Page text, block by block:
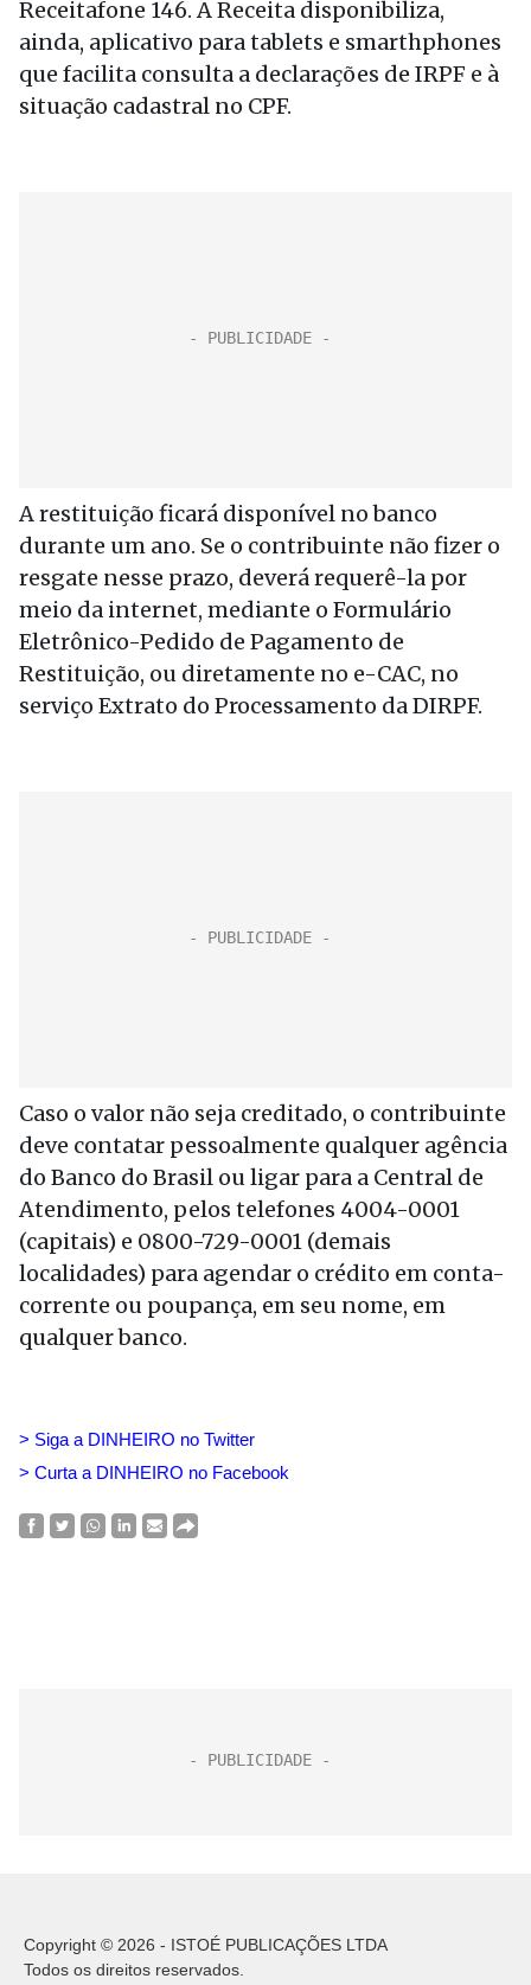
Receitafone 146. A Receita disponibiliza,
ainda, aplicativo para tablets e smarthphones
que facilita consulta a declarações de IRPF e à
situação cadastral no CPF.
A restituição ficará disponível no banco
durante um ano. Se o contribuinte não fizer o
resgate nesse prazo, deverá requerê-la por
meio da internet, mediante o Formulário
Eletrônico-Pedido de Pagamento de
Restituição, ou diretamente no e-CAC, no
serviço Extrato do Processamento da DIRPF.
Caso o valor não seja creditado, o contribuinte
deve contatar pessoalmente qualquer agência
do Banco do Brasil ou ligar para a Central de
Atendimento, pelos telefones 4004-0001
(capitais) e 0800-729-0001 (demais
localidades) para agendar o crédito em conta-
corrente ou poupança, em seu nome, em
qualquer banco.
> Siga a DINHEIRO no Twitter
> Curta a DINHEIRO no Facebook
Copyright © 2026 - ISTOÉ PUBLICAÇÕES LTDA
Todos os direitos reservados.